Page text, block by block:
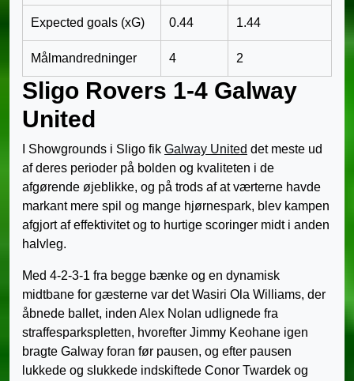
Expected goals (xG) 0.44 1.44
Målmandredninger 4 2
Sligo Rovers 1-4 Galway
United
I Showgrounds i Sligo fik Galway United det meste ud
af deres perioder på bolden og kvaliteten i de
afgørende øjeblikke, og på trods af at værterne havde
markant mere spil og mange hjørnespark, blev kampen
afgjort af effektivitet og to hurtige scoringer midt i anden
halvleg.
Med 4-2-3-1 fra begge bænke og en dynamisk
midtbane for gæsterne var det Wasiri Ola Williams, der
åbnede ballet, inden Alex Nolan udlignede fra
straffesparkspletten, hvorefter Jimmy Keohane igen
bragte Galway foran før pausen, og efter pausen
lukkede og slukkede indskiftede Conor Twardek og